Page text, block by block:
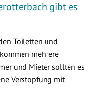
gibt es
Toiletten und
mehrere
und Mieter sollten es
Verstopfung mit